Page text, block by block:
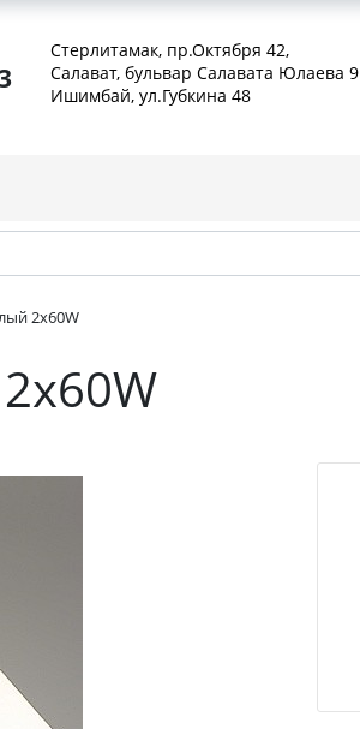
Стерлитамак, пр.Октября 42,
Салават, бульвар Салавата Юлаева 9
Ишимбай, ул.Губкина 48
2х60W